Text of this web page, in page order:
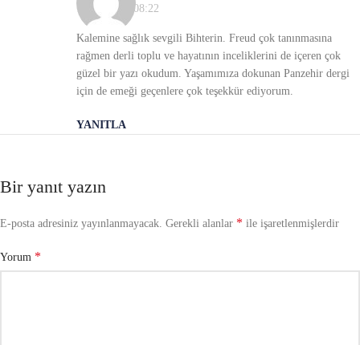
11/05/2021, 08:22
Kalemine sağlık sevgili Bihterin. Freud çok tanınmasına
rağmen derli toplu ve hayatının inceliklerini de içeren çok
güzel bir yazı okudum. Yaşamımıza dokunan Panzehir dergi
için de emeği geçenlere çok teşekkür ediyorum.
YANITLA
Bir yanıt yazın
E-posta adresiniz yayınlanmayacak. Gerekli alanlar * ile işaretlenmişlerdir
Yorum *